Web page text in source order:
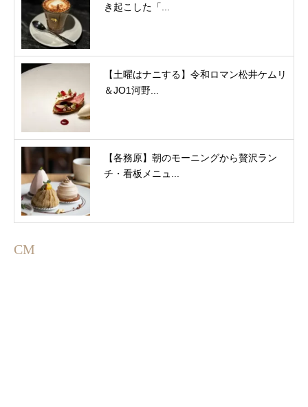
き起こした「...
【土曜はナニする】令和ロマン松井ケムリ
＆JO1河野...
【各務原】朝のモーニングから贅沢ラン
チ・看板メニュ...
CM